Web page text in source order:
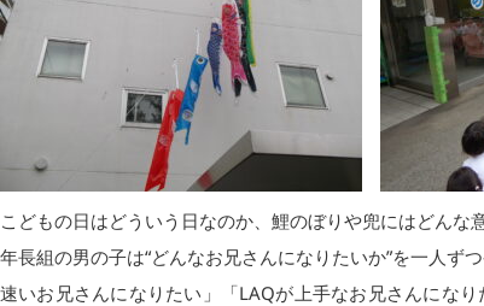
こどもの日はどういう日なのか、鯉のぼりや兜にはどんな
年長組の男の子は“どんなお兄さんになりたいか”を一人
速いお兄さんになりたい」「LAQが上手なお兄さんにな